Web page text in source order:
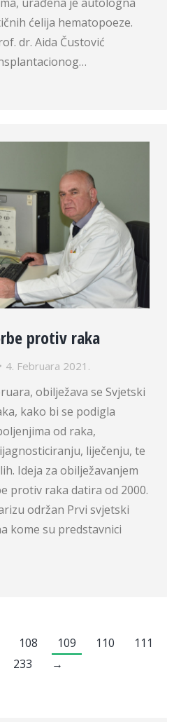
ćelija hematopoeze.
dr. Aida Čustović
protiv raka
4. Februara 2021.
obilježava se Svjetski
kako bi se podigla
od raka,
liječenju, te
Ideja za obilježavanjem
protiv raka datira od 2000.
održan Prvi svjetski
kome su predstavnici
108 109 110
111
233 →